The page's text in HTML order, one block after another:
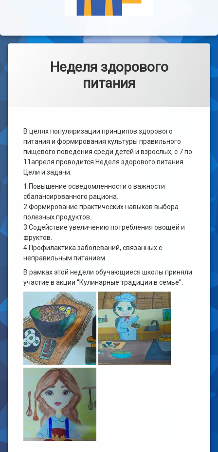
Неделя здорового
питания
В целях популяризации принципов здорового
питания и формирования культуры правильного
пищевого поведения среди детей и взрослых, с 7 по
11апреля проводится Неделя здорового питания.
Цели и задачи:
1.Повышение осведомленности о важности
сбалансированного рациона.
2.Формирование практических навыков выбора
полезных продуктов.
3.Содействие увеличению потребления овощей и
фруктов.
4.Профилактика заболеваний, связанных с
неправильным питанием.
В рамках этой недели обучающиеся школы приняли
участие в акции “Кулинарные традиции в семье”.